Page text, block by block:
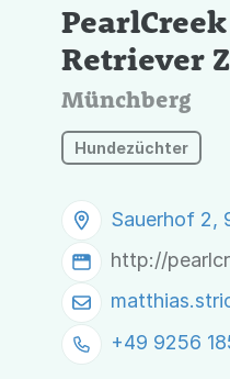
Retriever
Münchberg
Hundezüchter
Sauerhof 2,
http://
+49 9256